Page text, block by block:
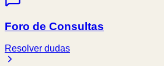
Foro de Consultas
Resolver dudas